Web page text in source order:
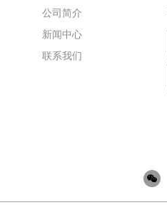
公司简介
新闻中心
联系我们